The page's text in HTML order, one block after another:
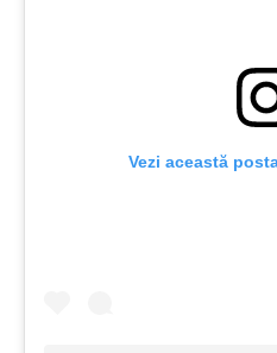
Vezi această